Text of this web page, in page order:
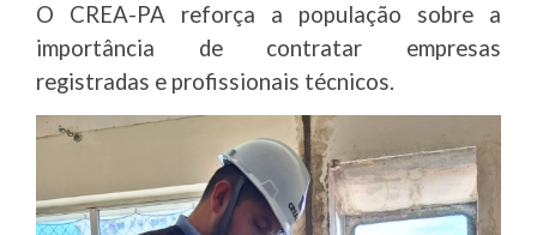
O CREA-PA reforça a população sobre a
importância de contratar empresas
registradas e profissionais técnicos.